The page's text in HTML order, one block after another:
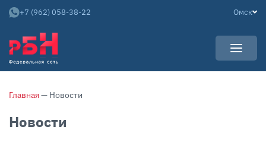
Арендаторам
Покупателям
НОВОСТИ
КАРЬЕРА
+7 (962) 058-38-22 Омск
Главная— Новости
Новости